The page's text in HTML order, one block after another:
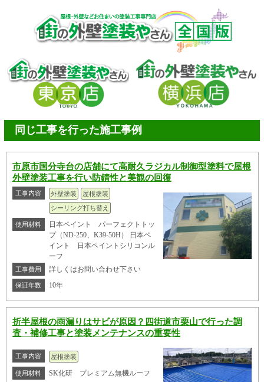
同じ工事を行った施工事例
市原市国分寺台の店舗にて高耐久ラジカル制御型塗料で屋根
外壁塗装工事を行い防錆性と美観の回復
工事内容 外壁塗装
屋根塗装
シーリング打ち替え
使用材料
日本ペイント パーフェクトトッ
プ（ND-250、K39-50H） 日本ペ
イント 日本ペイントシリコンル
ーフ
工事費用 詳しくはお問い合わせ下さい
保証年数 10年
折半屋根の雨漏りはサビが原因？四街道市栗山で行った調
査・補修工事と塗装メンテナンスの重要性
工事内容 屋根塗装
使用材料 SK化研 プレミアム無機ルーフ